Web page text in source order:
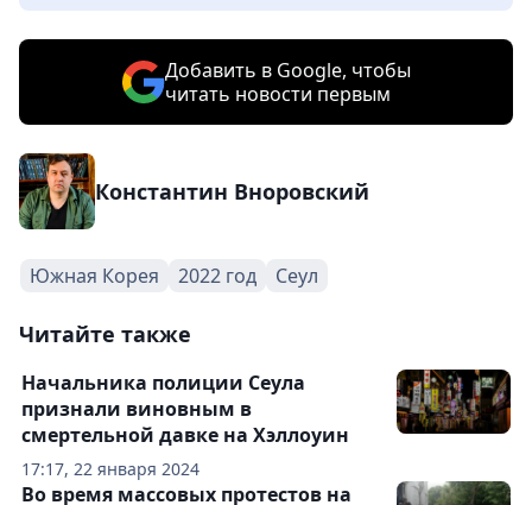
Добавить в Google, чтобы
читать новости первым
Константин Вноровский
Южная Корея 2022 год Сеул
Читайте также
17:17, 22 января 2024
Начальника полиции Сеула
признали виновным в
смертельной давке на Хэллоуин
Во время массовых протестов на